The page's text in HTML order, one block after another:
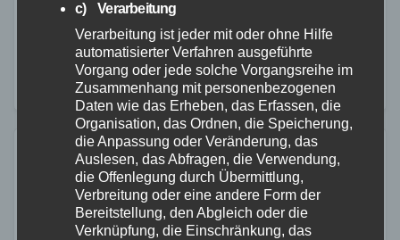
vorübergehend die Zahl der eingesetzten
Rettungsmittel im Rettungsdienstbereich Montabaur.
Hintergrund sind die anhaltend hohen Temperaturen
und die damit verbundenen möglichen Auswirkungen
auf die Gesundheit der…
c) Verarbeitung
Verarbeitung ist jeder mit oder ohne Hilfe
automatisierter Verfahren ausgeführte
Vorgang oder jede solche Vorgangsreihe im
Zusammenhang mit personenbezogenen
Daten wie das Erheben, das Erfassen, die
Organisation, das Ordnen, die Speicherung,
die Anpassung oder Veränderung, das
Auslesen, das Abfragen, die Verwendung,
die Offenlegung durch Übermittlung,
Verbreitung oder eine andere Form der
Bereitstellung, den Abgleich oder die
Verknüpfung, die Einschränkung, das